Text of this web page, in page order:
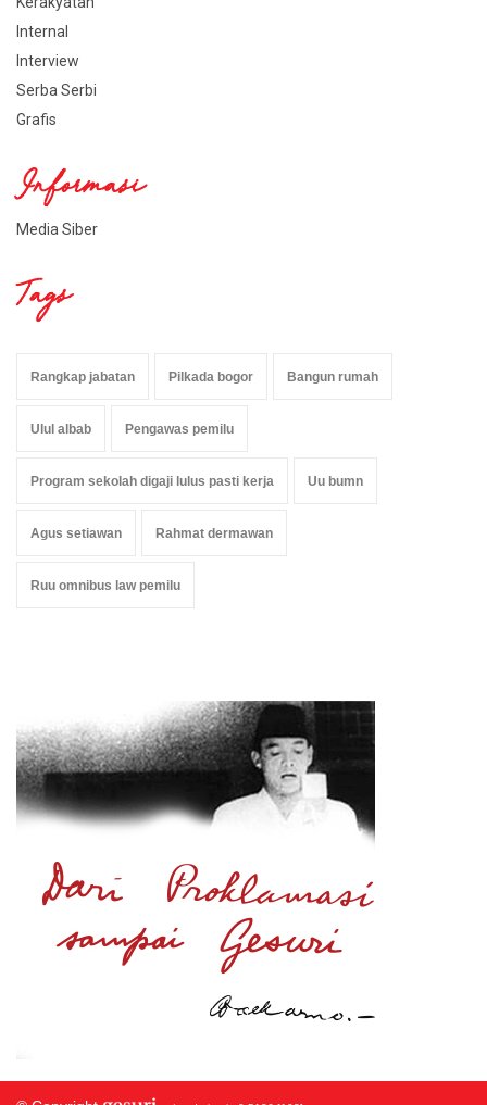
Internal
Interview
Serba Serbi
Grafis
Informasi
Media Siber
Tags
Rangkap jabatan Pilkada bogor Bangun rumah
Ulul albab Pengawas pemilu
Program sekolah digaji lulus pasti kerja Uu bumn
Agus setiawan Rahmat dermawan
Ruu omnibus law pemilu